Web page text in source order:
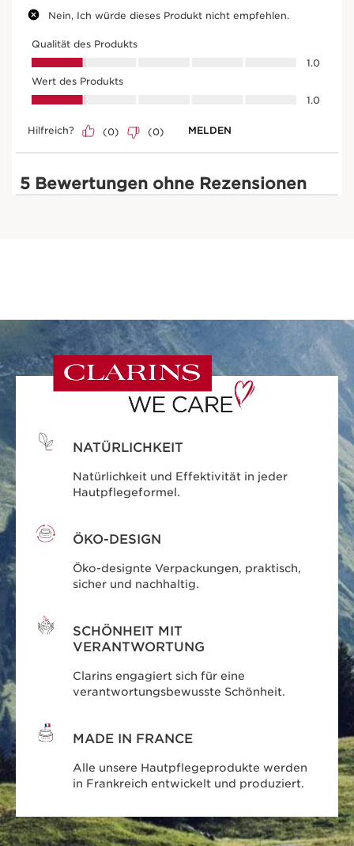
NATÜRLICHKEIT
Natürlichkeit und Effektivität in jeder
Hautpflegeformel.
ÖKO-DESIGN
Öko-designte Verpackungen, praktisch,
sicher und nachhaltig.
SCHÖNHEIT MIT
VERANTWORTUNG
Clarins engagiert sich für eine
verantwortungsbewusste Schönheit.
MADE IN FRANCE
Alle unsere Hautpflegeprodukte werden
in Frankreich entwickelt und produziert.